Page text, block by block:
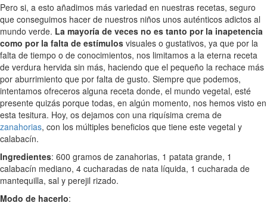
Pero si, a esto añadimos más variedad en nuestras recetas, seguro
que conseguimos hacer de nuestros niños unos auténticos adictos al
mundo verde. La mayoría de veces no es tanto por la inapetencia
como por la falta de estímulos visuales o gustativos, ya que por la
falta de tiempo o de conocimientos, nos limitamos a la eterna receta
de verdura hervida sin más, haciendo que el pequeño la rechace más
por aburrimiento que por falta de gusto. Siempre que podemos,
intentamos ofreceros alguna receta donde, el mundo vegetal, esté
presente quizás porque todas, en algún momento, nos hemos visto en
esta tesitura. Hoy, os dejamos con una riquísima crema de
zanahorias, con los múltiples beneficios que tiene este vegetal y
calabacín.
Ingredientes: 600 gramos de zanahorias, 1 patata grande, 1
calabacín mediano, 4 cucharadas de nata líquida, 1 cucharada de
mantequilla, sal y perejil rizado.
Modo de hacerlo: